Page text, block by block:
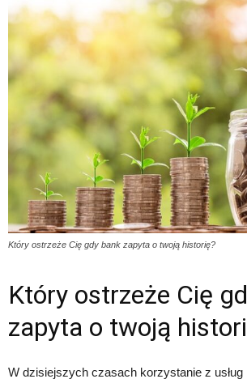
Który ostrzeże Cię gdy bank zapyta o twoją historię?
Który ostrzeże Cię
zapyta o twoją
W dzisiejszych czasach korzystanie z